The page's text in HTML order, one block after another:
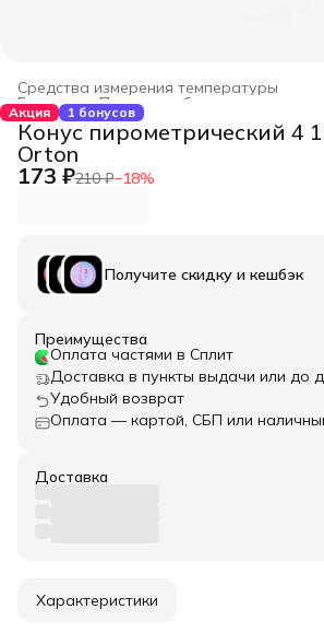
Средства измерения температуры
Печи для обжига керамики
Главная ›
Акция 1 бонусов
Конус пирометрический 4
Orton
173 ₽210 ₽−18%
Получите скидку и кешбэк
Преимущества
Оплата частями в Сплит
Доставка в пункты выдачи или до
Удобный возврат
Оплата — картой, СБП или
Доставка
Характеристики